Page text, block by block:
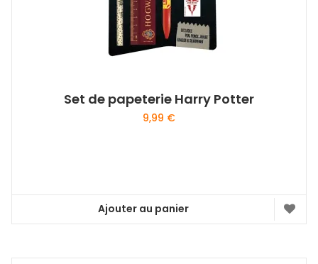
Set de papeterie Harry Potter
9,99 €
Ajouter au panier